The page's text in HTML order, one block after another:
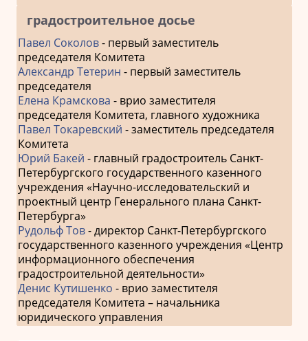
градостроительное досье
Павел Соколов- первый заместитель
председателя Комитета
Александр Тетерин - первый заместитель
председателя
Елена Крамскова - врио заместителя
председателя Комитета, главного художника
Павел Токаревский - заместитель председателя
Комитета
Юрий Бакей - главный градостроитель Санкт-
Петербургского государственного казенного
учреждения «Научно-исследовательский и
проектный центр Генерального плана Санкт-
Петербурга»
Рудольф Тов- директор Санкт-Петербургского
государственного казенного учреждения «Центр
информационного обеспечения
градостроительной деятельности»
Денис Кутишенко - врио заместителя
председателя Комитета – начальника
юридического управления